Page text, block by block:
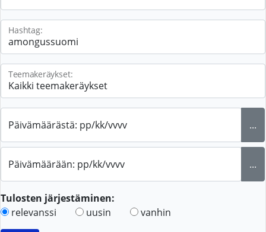
Hashtag:
Teemakeräykset:
Päivämäärästä: pp/kk/vvvv ...
Päivämäärään: pp/kk/vvvv ...
Tulosten järjestäminen:
relevanssi
uusin vanhin